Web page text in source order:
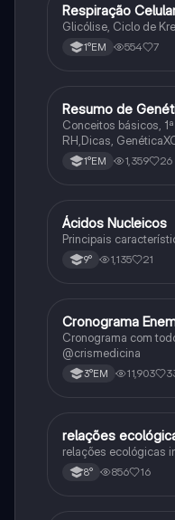
Biologia
Respiração
Glicólise, Ciclo de
1°EM 554 7
Biologia
Resumo de
Conceitos básicos,
RH,Dicas,
Variações Genéticas).
1°EM 1,359 26
Biologia
Ácidos Nucleicos
Principais
9° 1,135 21
Matematica
Cronograma
Cronograma com
@crismedicina
3°EM 11,903
Biologia
relações
relações ecológicas
8° 856 16